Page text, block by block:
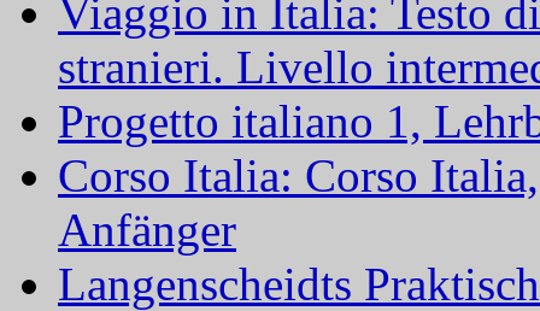
Viaggio in Italia: Testo
stranieri. Livello
Progetto italiano 1,
Corso Italia: Corso
Anfänger
Langenscheidts